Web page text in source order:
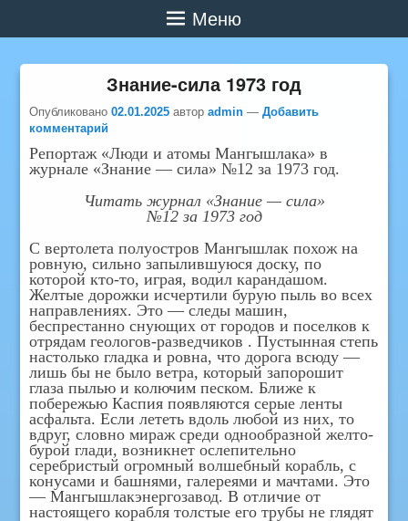
Меню
Знание-сила 1973 год
Опубликовано02.01.2025 авторadmin —Добавить
комментарий
Репортаж «Люди и атомы Мангышлака» в
журнале «Знание — сила» №12 за 1973 год.
Читать журнал «Знание — сила»
№12 за 1973 год
С вертолета полуостров Мангышлак похож на
ровную, сильно запылившуюся доску, по
которой кто-то, играя, водил карандашом.
Желтые дорожки исчертили бурую пыль во всех
направлениях. Это — следы машин,
беспрестанно снующих от городов и поселков к
отрядам геологов-разведчиков . Пустынная степь
настолько гладка и ровна, что дорога всюду —
лишь бы не было ветра, который запорошит
глаза пылью и колючим песком. Ближе к
побережью Каспия появляются серые ленты
асфальта. Если лететь вдоль любой из них, то
вдруг, словно мираж среди однообразной желто-
бурой глади, возникнет ослепительно
серебристый огромный волшебный корабль, с
конусами и башнями, галереями и мачтами. Это
— Мангышлакэнергозавод. В отличие от
настоящего корабля толстые его трубы не глядят